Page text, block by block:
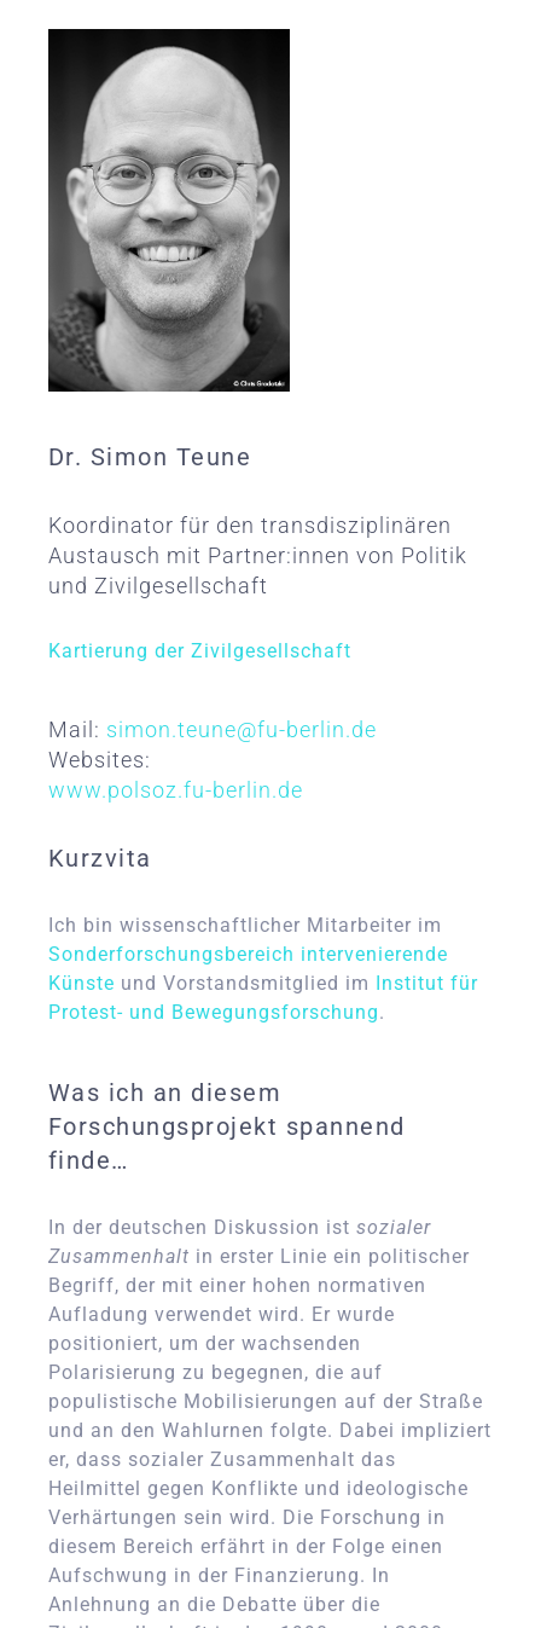
Dr. Simon Teune
Koordinator für den transdisziplinären
Austausch mit Partner:innen von Politik
und Zivilgesellschaft
Kartierung der Zivilgesellschaft
Mail: simon.teune@fu-berlin.de
Websites:
www.polsoz.fu-berlin.de
Kurzvita
Ich bin wissenschaftlicher Mitarbeiter im
Sonderforschungsbereich intervenierende
Künste und Vorstandsmitglied im Institut für
Protest- und Bewegungsforschung.
Was ich an diesem
Forschungsprojekt spannend
finde…
In der deutschen Diskussion ist sozialer
Zusammenhalt in erster Linie ein politischer
Begriff, der mit einer hohen normativen
Aufladung verwendet wird. Er wurde
positioniert, um der wachsenden
Polarisierung zu begegnen, die auf
populistische Mobilisierungen auf der Straße
und an den Wahlurnen folgte. Dabei impliziert
er, dass sozialer Zusammenhalt das
Heilmittel gegen Konflikte und ideologische
Verhärtungen sein wird. Die Forschung in
diesem Bereich erfährt in der Folge einen
Aufschwung in der Finanzierung. In
Anlehnung an die Debatte über die